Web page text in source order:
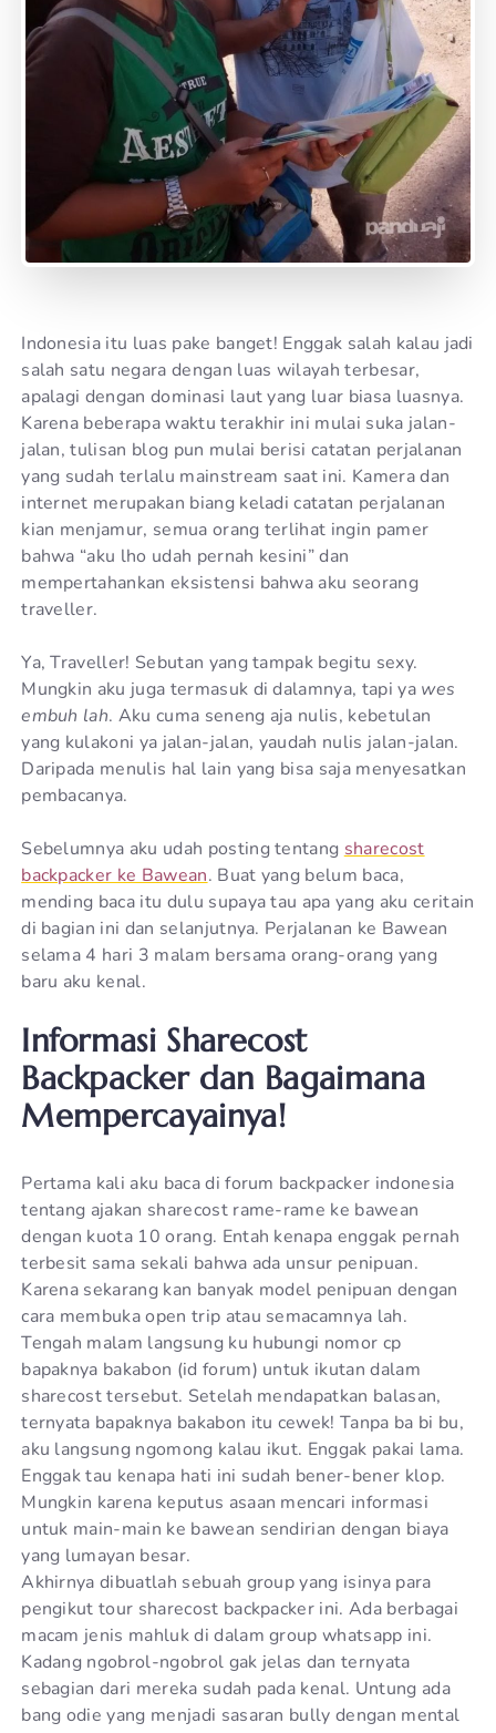
Indonesia itu luas pake banget! Enggak salah kalau jadi
salah satu negara dengan luas wilayah terbesar,
apalagi dengan dominasi laut yang luar biasa luasnya.
Karena beberapa waktu terakhir ini mulai suka jalan-
jalan, tulisan blog pun mulai berisi catatan perjalanan
yang sudah terlalu mainstream saat ini. Kamera dan
internet merupakan biang keladi catatan perjalanan
kian menjamur, semua orang terlihat ingin pamer
bahwa “aku lho udah pernah kesini” dan
mempertahankan eksistensi bahwa aku seorang
traveller.
Ya, Traveller! Sebutan yang tampak begitu sexy.
Mungkin aku juga termasuk di dalamnya, tapi ya wes
embuh lah. Aku cuma seneng aja nulis, kebetulan
yang kulakoni ya jalan-jalan, yaudah nulis jalan-jalan.
Daripada menulis hal lain yang bisa saja menyesatkan
pembacanya.
Sebelumnya aku udah posting tentangsharecost
backpacker ke Bawean. Buat yang belum baca,
mending baca itu dulu supaya tau apa yang aku ceritain
di bagian ini dan selanjutnya. Perjalanan ke Bawean
selama 4 hari 3 malam bersama orang-orang yang
baru aku kenal.
Informasi Sharecost
Backpacker dan Bagaimana
Mempercayainya!
Pertama kali aku baca di forum backpacker indonesia
tentang ajakan sharecost rame-rame ke bawean
dengan kuota 10 orang. Entah kenapa enggak pernah
terbesit sama sekali bahwa ada unsur penipuan.
Karena sekarang kan banyak model penipuan dengan
cara membuka open trip atau semacamnya lah.
Tengah malam langsung ku hubungi nomor cp
bapaknya bakabon (id forum) untuk ikutan dalam
sharecost tersebut. Setelah mendapatkan balasan,
ternyata bapaknya bakabon itu cewek! Tanpa ba bi bu,
aku langsung ngomong kalau ikut. Enggak pakai lama.
Enggak tau kenapa hati ini sudah bener-bener klop.
Mungkin karena keputus asaan mencari informasi
untuk main-main ke bawean sendirian dengan biaya
yang lumayan besar.
Akhirnya dibuatlah sebuah group yang isinya para
pengikut tour sharecost backpacker ini. Ada berbagai
macam jenis mahluk di dalam group whatsapp ini.
Kadang ngobrol-ngobrol gak jelas dan ternyata
sebagian dari mereka sudah pada kenal. Untung ada
bang odie yang menjadi sasaran bully dengan mental